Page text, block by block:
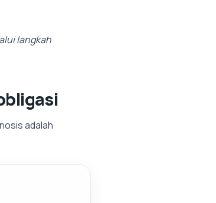
langkah
adalah